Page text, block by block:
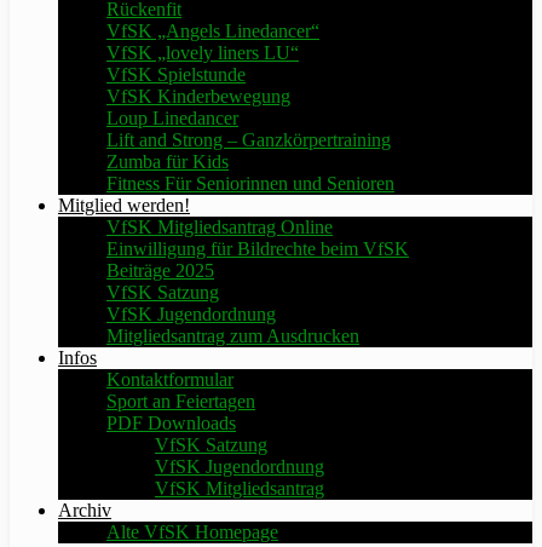
Rückenfit
VfSK „Angels Linedancer“
VfSK „lovely liners LU“
VfSK Spielstunde
VfSK Kinderbewegung
Loup Linedancer
Lift and Strong – Ganzkörpertraining
Zumba für Kids
Fitness Für Seniorinnen und Senioren
Mitglied werden!
VfSK Mitgliedsantrag Online
Einwilligung für Bildrechte beim VfSK
Beiträge 2025
VfSK Satzung
VfSK Jugendordnung
Mitgliedsantrag zum Ausdrucken
Infos
Kontaktformular
Sport an Feiertagen
PDF Downloads
VfSK Satzung
VfSK Jugendordnung
VfSK Mitgliedsantrag
Archiv
Alte VfSK Homepage